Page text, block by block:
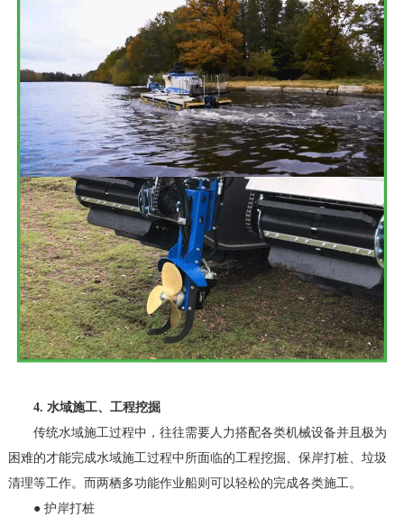
4. 水域施工、工程挖掘
传统水域施工过程中，往往需要人力搭配各类机械设备并且极为
困难的才能完成水域施工过程中所面临的工程挖掘、保岸打桩、垃圾
清理等工作。而两栖多功能作业船则可以轻松的完成各类施工。
● 护岸打桩